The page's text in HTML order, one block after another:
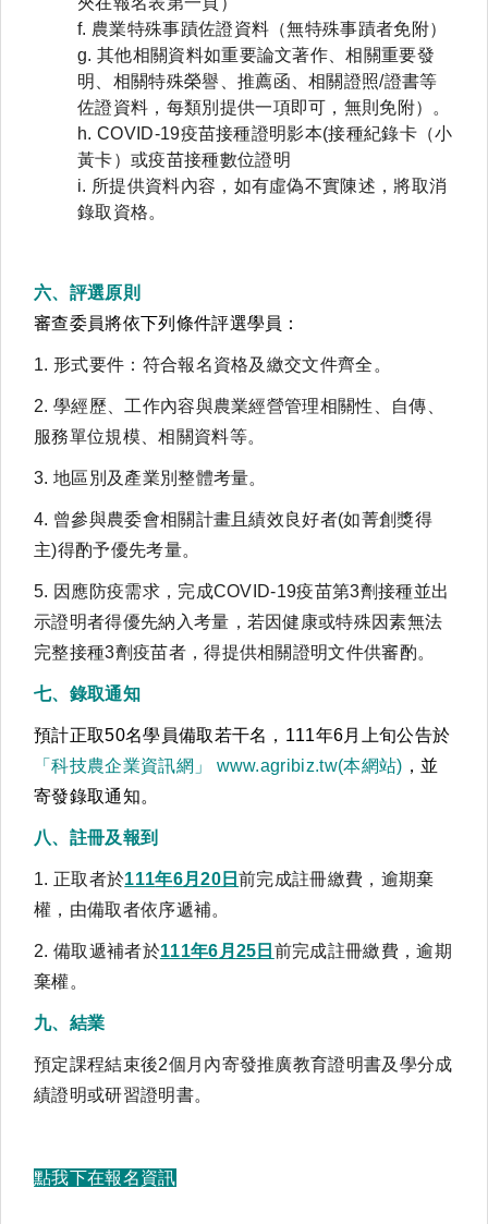
f. 農業特殊事蹟佐證資料（無特殊事蹟者免附）
g. 其他相關資料如重要論文著作、相關重要發
明、相關特殊榮譽、推薦函、相關證照/證書等
佐證資料，每類別提供一項即可，無則免附）。
h. COVID-19疫苗接種證明影本(接種紀錄卡（小
黃卡）或疫苗接種數位證明
i. 所提供資料內容，如有虛偽不實陳述，將取消
錄取資格。
六、評選原則
審查委員將依下列條件評選學員：
1. 形式要件：符合報名資格及繳交文件齊全。
2. 學經歷、工作內容與農業經營管理相關性、自傳、
服務單位規模、相關資料等。
3. 地區別及產業別整體考量。
4. 曾參與農委會相關計畫且績效良好者(如菁創獎得
主)得酌予優先考量。
5. 因應防疫需求，完成COVID-19疫苗第3劑接種並出
示證明者得優先納入考量，若因健康或特殊因素無法
完整接種3劑疫苗者，得提供相關證明文件供審酌。
七、錄取通知
預計正取50名學員備取若干名，111年6月上旬公告於
「科技農企業資訊網」 www.agribiz.tw(本網站) ，並
寄發錄取通知。
八、註冊及報到
1. 正取者於111年6月20日前完成註冊繳費，逾期棄
權，由備取者依序遞補。
2. 備取遞補者於111年6 月 25 日 前完成註冊繳費，逾期
棄權。
九、結業
預定課程結束後2個月內寄發推廣教育證明書及學分成
績證明或研習證明書。
點我下在報名資訊